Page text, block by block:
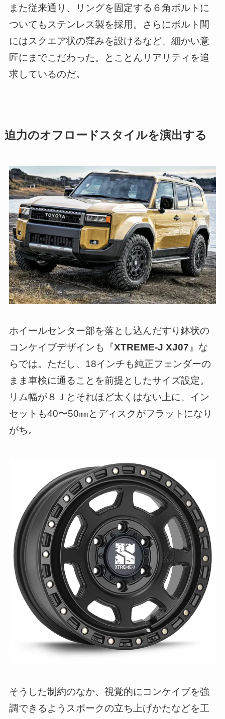
また従来通り、リングを固定する６角ボルトに
ついてもステンレス製を採用。さらにボルト間
にはスクエア状の窪みを設けるなど、細かい意
匠にまでこだわった。とことんリアリティを追
求しているのだ。
迫力のオフロードスタイルを演出する
ホイールセンター部を落とし込んだすり鉢状の
コンケイブデザインも『XTREME-J XJ07』な
らでは。ただし、18インチも純正フェンダーの
まま車検に通ることを前提としたサイズ設定。
リム幅が８Ｊとそれほど太くはない上に、イン
セットも40〜50㎜とディスクがフラットになり
がち。
そうした制約のなか、視覚的にコンケイブを強
調できるようスポークの立ち上げかたなどを工